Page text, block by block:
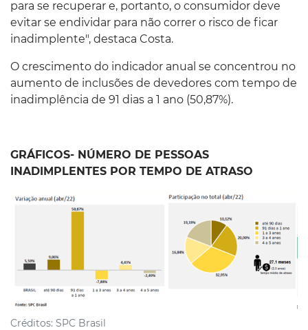
para se recuperar e, portanto, o consumidor deve
evitar se endividar para não correr o risco de ficar
inadimplente", destaca Costa.
O crescimento do indicador anual se concentrou no
aumento de inclusões de devedores com tempo de
inadimplência de 91 dias a 1 ano (50,87%).
GRÁFICOS- NÚMERO DE PESSOAS
INADIMPLENTES POR TEMPO DE ATRASO
Créditos: SPC Brasil